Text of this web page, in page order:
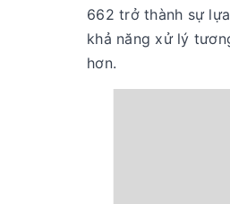
662 trở thành sự
khả năng xử lý
hơn.